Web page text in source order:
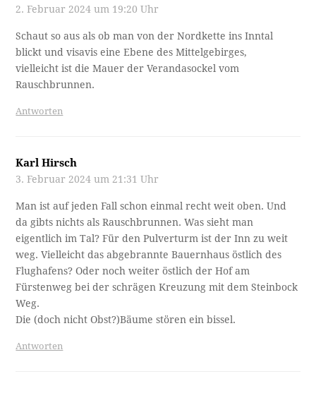
2. Februar 2024 um 19:20 Uhr
Schaut so aus als ob man von der Nordkette ins Inntal
blickt und visavis eine Ebene des Mittelgebirges,
vielleicht ist die Mauer der Verandasockel vom
Rauschbrunnen.
Antworten
Karl Hirsch
3. Februar 2024 um 21:31 Uhr
Man ist auf jeden Fall schon einmal recht weit oben. Und
da gibts nichts als Rauschbrunnen. Was sieht man
eigentlich im Tal? Für den Pulverturm ist der Inn zu weit
weg. Vielleicht das abgebrannte Bauernhaus östlich des
Flughafens? Oder noch weiter östlich der Hof am
Fürstenweg bei der schrägen Kreuzung mit dem Steinbock
Weg.
Die (doch nicht Obst?)Bäume stören ein bissel.
Antworten